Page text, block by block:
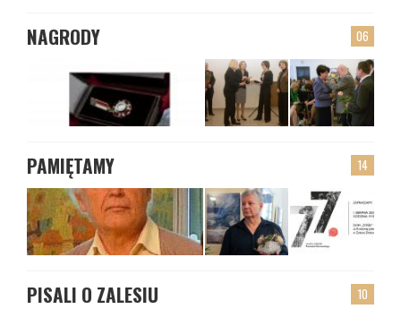
06
NAGRODY
14
PAMIĘTAMY
10
PISALI O ZALESIU